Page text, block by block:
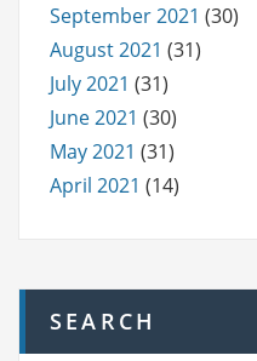
September 2021 (30)
August 2021 (31)
July 2021 (31)
June 2021 (30)
May 2021 (31)
April 2021 (14)
SEARCH